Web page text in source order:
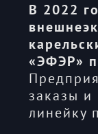
В 2022
«ЭФЭР»
заказы и
линейку